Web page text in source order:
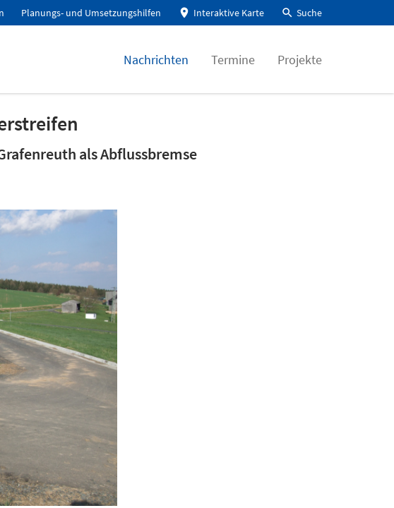
Planungs- und Umsetzungshilfen Interaktive Karte Suche
Nachrichten Termine Projekte
als Abflussbremse